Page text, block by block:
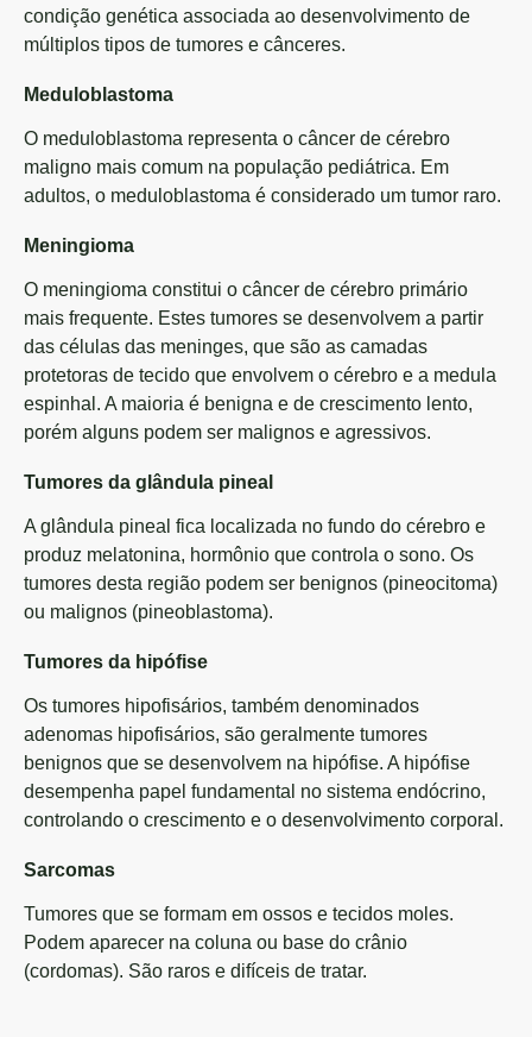
condição genética associada ao desenvolvimento de
múltiplos tipos de tumores e cânceres.
Meduloblastoma
O meduloblastoma representa o câncer de cérebro
maligno mais comum na população pediátrica. Em
adultos, o meduloblastoma é considerado um tumor raro.
Meningioma
O meningioma constitui o câncer de cérebro primário
mais frequente. Estes tumores se desenvolvem a partir
das células das meninges, que são as camadas
protetoras de tecido que envolvem o cérebro e a medula
espinhal. A maioria é benigna e de crescimento lento,
porém alguns podem ser malignos e agressivos.
Tumores da glândula pineal
A glândula pineal fica localizada no fundo do cérebro e
produz melatonina, hormônio que controla o sono. Os
tumores desta região podem ser benignos (pineocitoma)
ou malignos (pineoblastoma).
Tumores da hipófise
Os tumores hipofisários, também denominados
adenomas hipofisários, são geralmente tumores
benignos que se desenvolvem na hipófise. A hipófise
desempenha papel fundamental no sistema endócrino,
controlando o crescimento e o desenvolvimento corporal.
Sarcomas
Tumores que se formam em ossos e tecidos moles.
Podem aparecer na coluna ou base do crânio
(cordomas). São raros e difíceis de tratar.